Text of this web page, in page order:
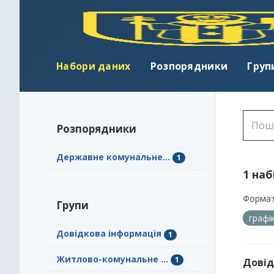
Набори даних Розпорядники
Розпорядники
Державне комунальне... 1
Групи
Довідкова інформація 1
Житлово-комунальне ... 1
1